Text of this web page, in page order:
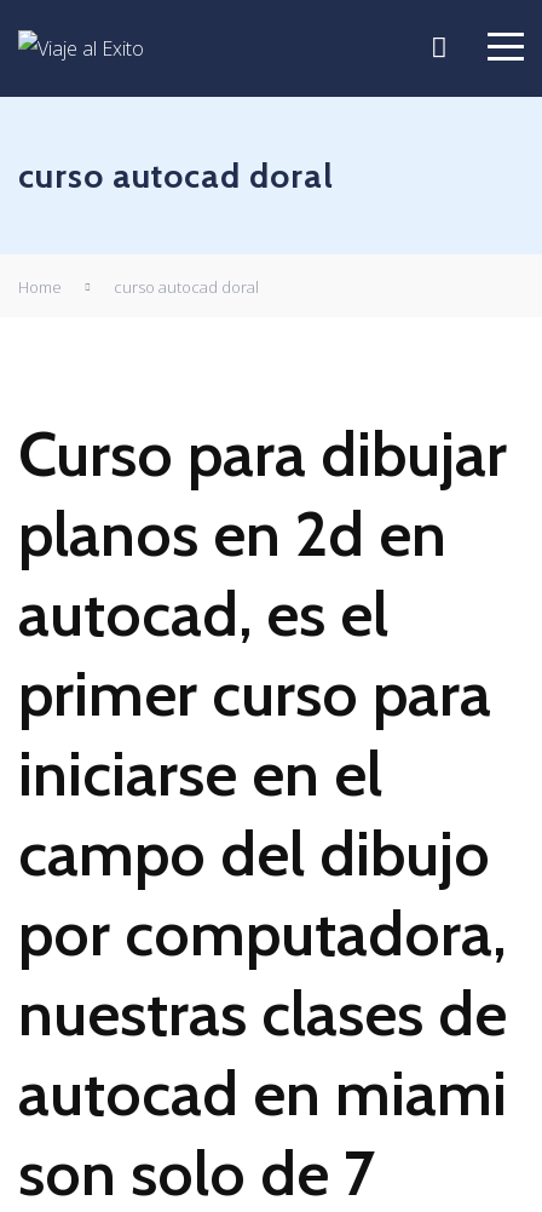
curso autocad doral
Home curso autocad doral
Curso para dibujar
planos en 2d en
autocad, es el
primer curso para
iniciarse en el
campo del dibujo
por computadora,
nuestras clases de
autocad en miami
son solo de 7